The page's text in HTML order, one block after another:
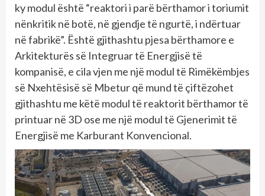
ky modul është “reaktori i parë bërthamor i toriumit
nënkritik në botë, në gjendje të ngurtë, i ndërtuar
në fabrikë”. Është gjithashtu pjesa bërthamore e
Arkitekturës së Integruar të Energjisë të
kompanisë, e cila vjen me një modul të Rimëkëmbjes
së Nxehtësisë së Mbetur që mund të çiftëzohet
gjithashtu me këtë modul të reaktorit bërthamor të
printuar në 3D ose me një modul të Gjenerimit të
Energjisë me Karburant Konvencional.